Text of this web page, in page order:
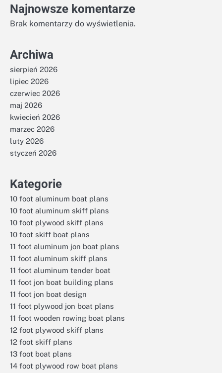
Najnowsze komentarze
Brak komentarzy do wyświetlenia.
Archiwa
sierpień 2026
lipiec 2026
czerwiec 2026
maj 2026
kwiecień 2026
marzec 2026
luty 2026
styczeń 2026
Kategorie
10 foot aluminum boat plans
10 foot aluminum skiff plans
10 foot plywood skiff plans
10 foot skiff boat plans
11 foot aluminum jon boat plans
11 foot aluminum skiff plans
11 foot aluminum tender boat
11 foot jon boat building plans
11 foot jon boat design
11 foot plywood jon boat plans
11 foot wooden rowing boat plans
12 foot plywood skiff plans
12 foot skiff plans
13 foot boat plans
14 foot plywood row boat plans